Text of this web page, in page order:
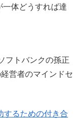
体どうすれば達
フトバンクの孫正
営者のマインドセ
するための付き合